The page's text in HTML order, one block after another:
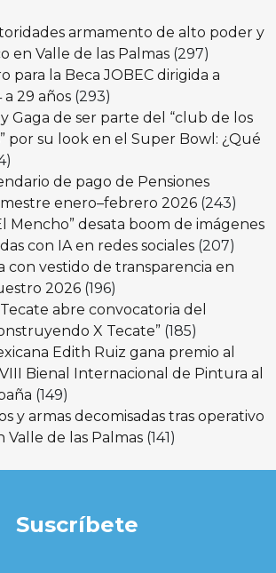
armamento de alto poder y
en Valle de las Palmas (297)
para la Beca JOBEC dirigida a
a 29 años (293)
Gaga de ser parte del “club de los
por su look en el Super Bowl: ¿Qué
de pago de Pensiones
enero–febrero 2026 (243)
Mencho” desata boom de imágenes
con IA en redes sociales (207)
con vestido de transparencia en
2026 (196)
abre convocatoria del
X Tecate” (185)
Edith Ruiz gana premio al
Bienal Internacional de Pintura al
(149)
y armas decomisadas tras operativo
Valle de las Palmas (141)
Suscríbete